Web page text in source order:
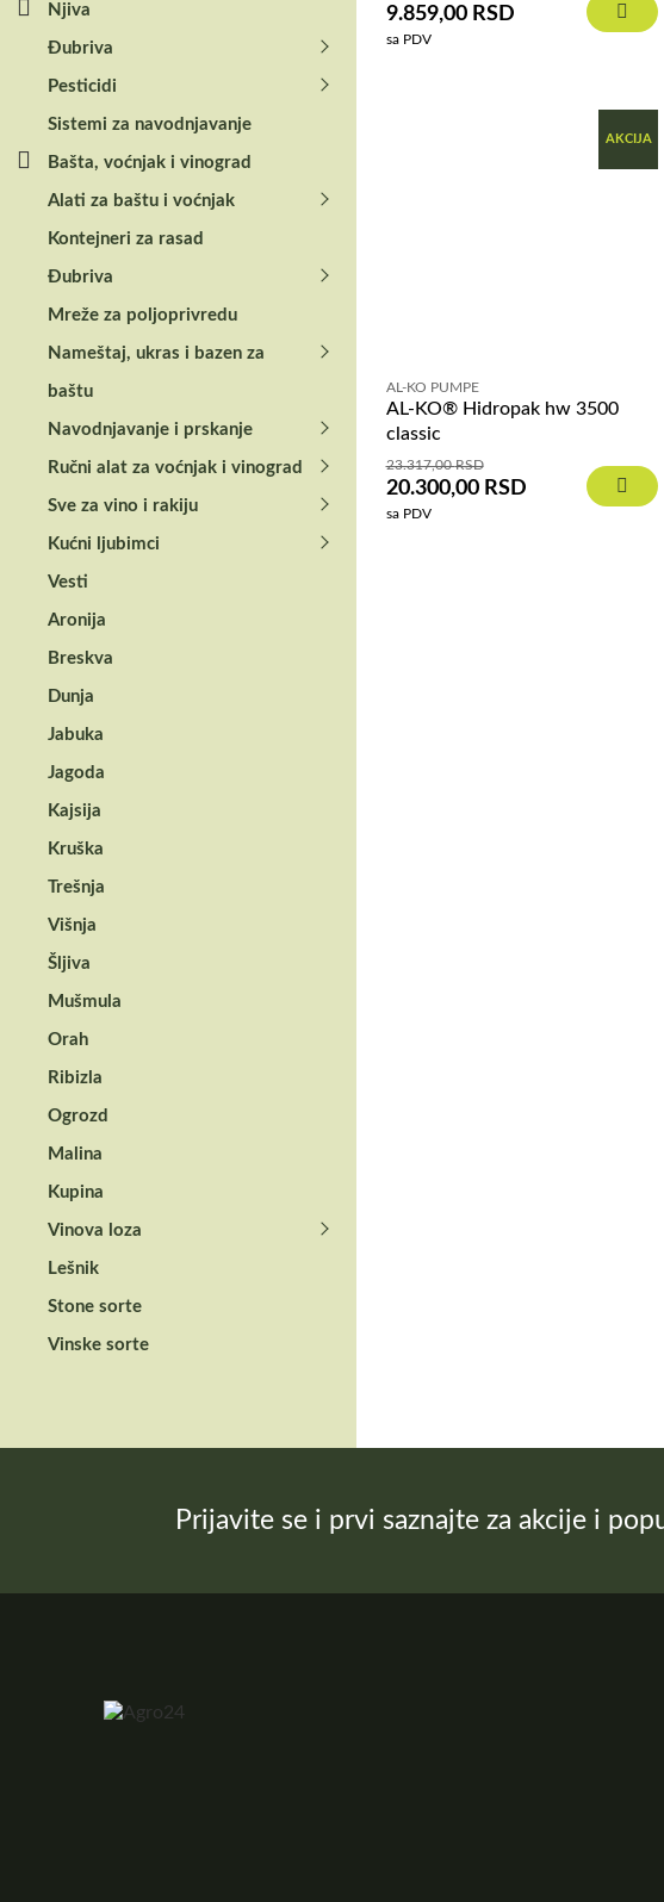
9.859,00 RSD
sa PDV
AKCIJA
AL-KO PUMPE
AL-KO® Hidropak hw 3500
classic
23.317,00RSD
20.300,00 RSD
sa PDV
Njiva
Đubriva
Pesticidi
Sistemi za navodnjavanje
Bašta, voćnjak i vinograd
Alati za baštu i voćnjak
Kontejneri za rasad
Đubriva
Mreže za poljoprivredu
Nameštaj, ukras i bazen za
baštu
Navodnjavanje i prskanje
Ručni alat za voćnjak i vinograd
Sve za vino i rakiju
Kućni ljubimci
Vesti
Aronija
Breskva
Dunja
Jabuka
Jagoda
Kajsija
Kruška
Trešnja
Višnja
Šljiva
Mušmula
Orah
Ribizla
Ogrozd
Malina
Kupina
Vinova loza
Lešnik
Stone sorte
Vinske sorte
Prijavite se i prvi saznajte za akcije i